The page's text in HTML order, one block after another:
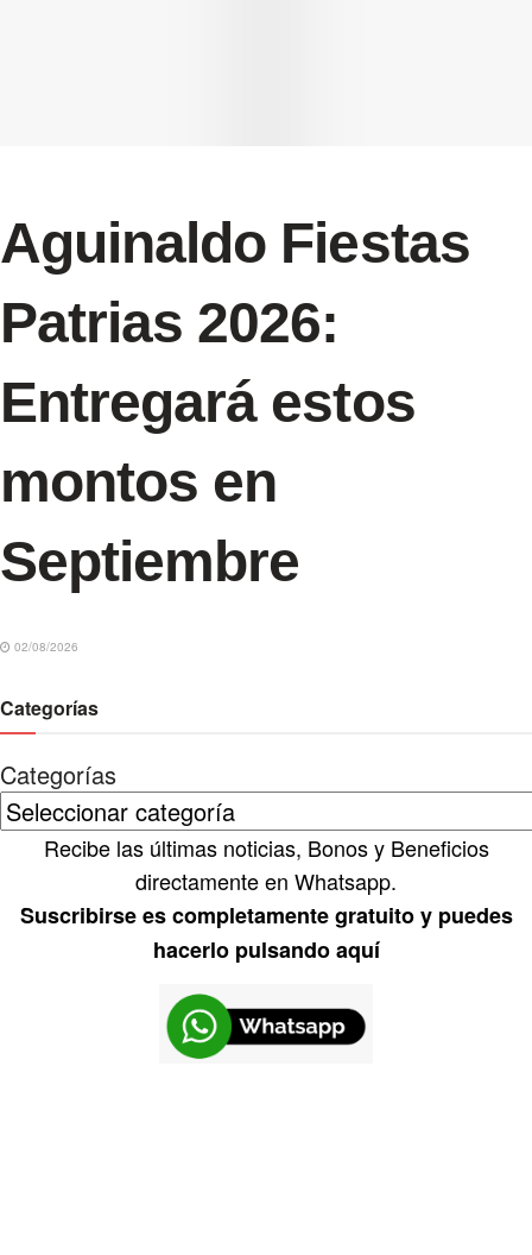
Aguinaldo Fiestas
Patrias 2026:
Entregará estos
montos en
Septiembre
02/08/2026
Categorías
Categorías
Recibe las últimas noticias, Bonos y Beneficios
directamente en Whatsapp.
Suscribirse es completamente gratuito y puedes
hacerlo pulsando aquí